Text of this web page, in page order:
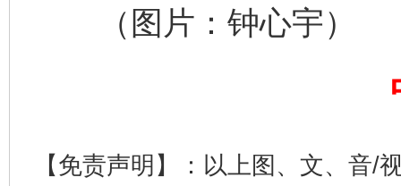
（图片：钟心宇）
【免责声明】：以上图、文、音/
揭开“小金库”的免责幌子